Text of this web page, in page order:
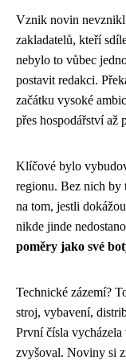
Vznik novin nevznikl
zakladatelů, kteří
nebylo to vůbec
postavit redakci.
začátku vysoké
přes hospodářství až
Klíčové bylo
regionu. Bez nich by
na tom, jestli
nikde jinde
poměry jako své
Technické zázemí?
stroj, vybavení,
První čísla vycházela
zvyšoval. Noviny si